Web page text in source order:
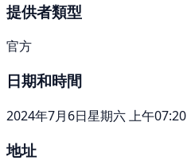
提供者類型
官方
日期和時間
2024年7月6日星期六 上午07:20
地址